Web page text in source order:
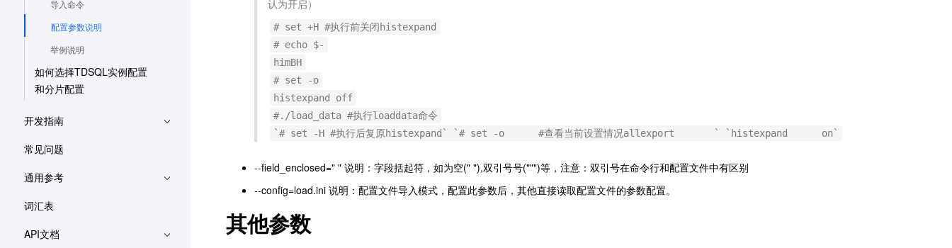
导入命令
配置参数说明
举例说明
如何选择TDSQL实例配置
和分片配置
开发指南
常见问题
通用参考
词汇表
API文档
认为开启）
# set +H #执行前关闭histexpand
# echo $-
himBH
# set -o
histexpand off
#./load_data #执行loaddata命令
`# set -H #执行后复原histexpand` `# set -o #查看当前设置情况allexport ` `histexpand on`
--field_enclosed=" " 说明：字段括起符，如为空(" "),双引号号(""")等，注意：双引号在命令行和配置文件中有区别
--config=load.ini 说明：配置文件导入模式，配置此参数后，其他直接读取配置文件的参数配置。
其他参数